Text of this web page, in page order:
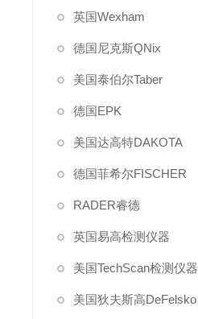
英国Wexham
德国尼克斯QNix
美国泰伯尔Taber
德国EPK
美国达高特DAKOTA
德国菲希尔FISCHER
RADER睿德
英国易高检测仪器
美国TechScan检测仪器
美国狄夫斯高DeFelsko